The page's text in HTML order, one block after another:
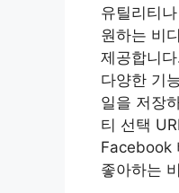
유틸리티
원하는 비
제공합니
다양한 기
일을 저장
티 선택
Facebook
좋아하는